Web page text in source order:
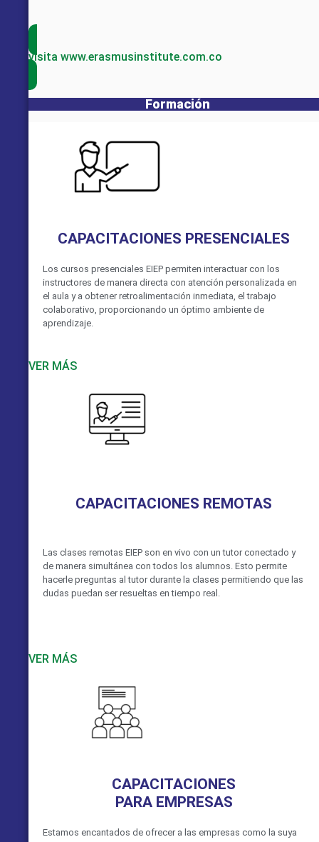
visita www.erasmusinstitute.com.co
Formación
CAPACITACIONES PRESENCIALES
Los cursos presenciales EIEP permiten interactuar con los
instructores de manera directa con atención personalizada en
el aula y a obtener retroalimentación inmediata, el trabajo
colaborativo, proporcionando un óptimo ambiente de
aprendizaje.
VER MÁS
CAPACITACIONES REMOTAS
Las clases remotas EIEP son en vivo con un tutor conectado y
de manera simultánea con todos los alumnos. Esto permite
hacerle preguntas al tutor durante la clases permitiendo que las
dudas puedan ser resueltas en tiempo real.
VER MÁS
CAPACITACIONES
PARA EMPRESAS
Estamos encantados de ofrecer a las empresas como la suya